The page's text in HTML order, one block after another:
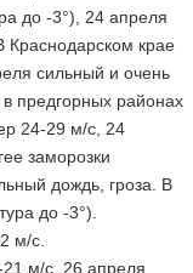
до -3°), 24 апреля
крае
сильный и очень
предгорных районах
24-29 м/с, 24
заморозки
дождь, гроза. В
до -3°).
м/с.
м/с, 26 апреля